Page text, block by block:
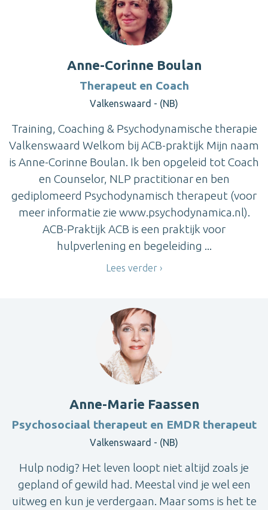
Anne-Corinne Boulan
Therapeut en Coach
Valkenswaard - (NB)
Training, Coaching & Psychodynamische therapie
Valkenswaard Welkom bij ACB-praktijk Mijn naam
is Anne-Corinne Boulan. Ik ben opgeleid tot Coach
en Counselor, NLP practitionar en ben
gediplomeerd Psychodynamisch therapeut (voor
meer informatie zie www.psychodynamica.nl).
ACB-Praktijk ACB is een praktijk voor
hulpverlening en begeleiding ...
Lees verder
Anne-Marie Faassen
Psychosociaal therapeut en EMDR therapeut
Valkenswaard - (NB)
Hulp nodig? Het leven loopt niet altijd zoals je
gepland of gewild had. Meestal vind je wel een
uitweg en kun je verdergaan. Maar soms is het te